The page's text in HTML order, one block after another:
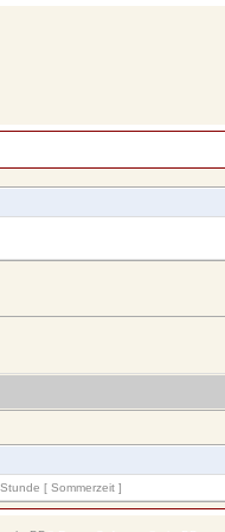
[ Sommerzeit ]